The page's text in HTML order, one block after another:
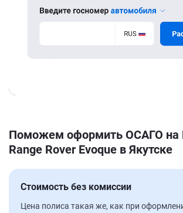
Поможем оформить ОСАГО на
Range Rover Evoque в Якутске
Стоимость без комиссии
Цена полиса такая же, как при